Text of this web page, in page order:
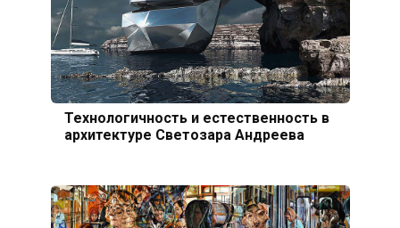
Технологичность и естественность в
архитектуре Светозара Андреева